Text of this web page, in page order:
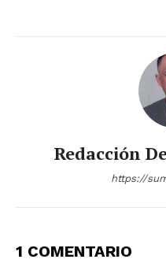
Redacción
https://
1 COMENTARIO